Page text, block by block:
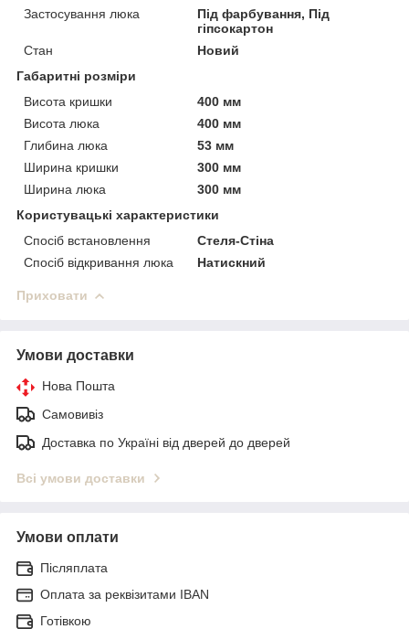
Застосування люка
Під фарбування, Під
гіпсокартон
Стан
Новий
Габаритні розміри
Висота кришки
400 мм
Висота люка
400 мм
Глибина люка
53 мм
Ширина кришки
300 мм
Ширина люка
300 мм
Користувацькі характеристики
Спосіб встановлення
Стеля-Стіна
Спосіб відкривання люка
Натискний
Приховати
Умови доставки
Нова Пошта
Самовивіз
Доставка по Україні від дверей до дверей
Всі умови доставки
Умови оплати
Післяплата
Оплата за реквізитами IBAN
Готівкою